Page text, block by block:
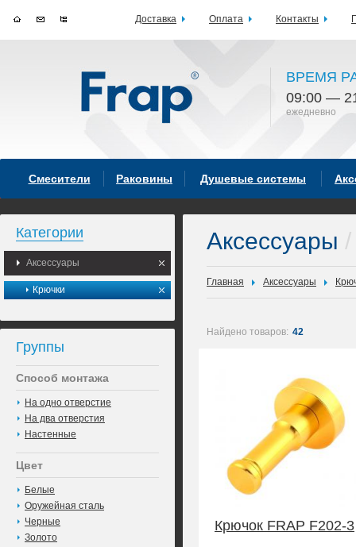
ВРЕМЯ
09:00 —
ежедневно
Смесители Раковины Душевые системы
Категории
Аксессуары
Крючки
Группы
Способ монтажа
На одно отверстие
На два отверстия
Настенные
Цвет
Белые
Оружейная сталь
Черные
Золото
Аксессуары /
Главная Аксессуары
Найдено товаров: 42
Крючок FRAP F202-3
Доставка Оплата Контакты